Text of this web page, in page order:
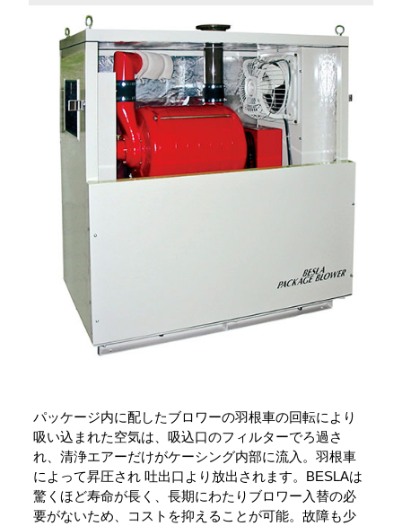
パッケージ内に配したブロワーの羽根車の回転により
吸い込まれた空気は、吸込口のフィルターでろ過さ
れ、清浄エアーだけがケーシング内部に流入。羽根車
によって昇圧され 吐出口より放出されます。BESLAは
驚くほど寿命が長く、長期にわたりブロワー入替の必
要がないため、コストを抑えることが可能。故障も少